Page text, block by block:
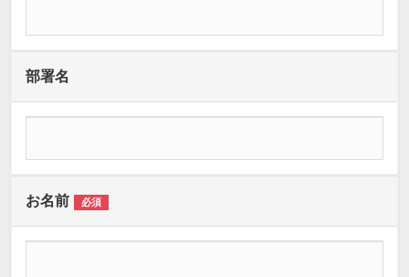
部署名
お名前 必須